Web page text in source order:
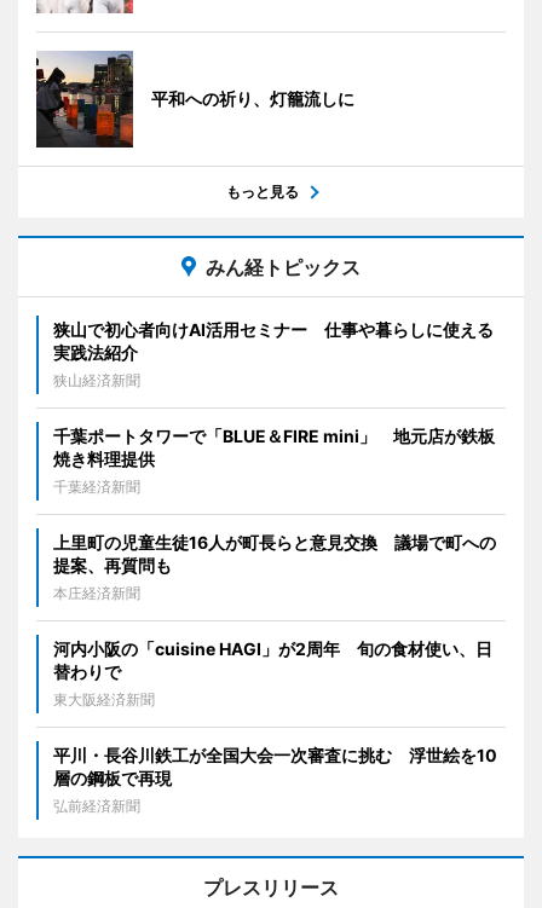
平和への祈り、灯籠流しに
もっと見る
みん経トピックス
狭山で初心者向けAI活用セミナー 仕事や暮らしに使える
実践法紹介
狭山経済新聞
千葉ポートタワーで「BLUE＆FIRE mini」 地元店が鉄板
焼き料理提供
千葉経済新聞
上里町の児童生徒16人が町長らと意見交換 議場で町への
提案、再質問も
本庄経済新聞
河内小阪の「cuisine HAGI」が2周年 旬の食材使い、日
替わりで
東大阪経済新聞
平川・長谷川鉄工が全国大会一次審査に挑む 浮世絵を10
層の鋼板で再現
弘前経済新聞
プレスリリース